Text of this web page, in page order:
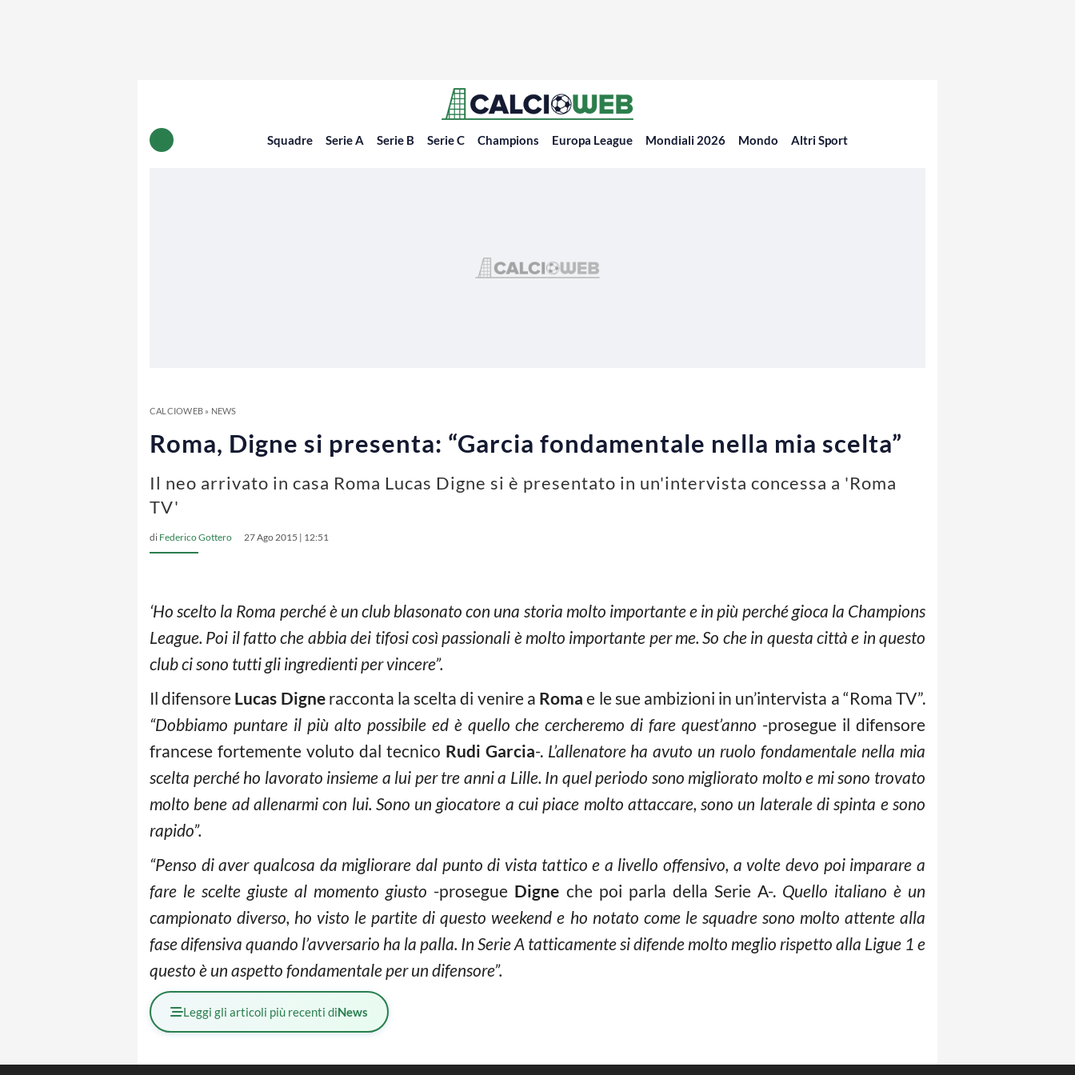
Squadre Serie A Serie B Serie C Champions Europa League Mondiali 2026 Mondo Altri Sport
CALCIOWEB» NEWS
Roma, Digne si presenta: “Garcia fondamentale nella mia scelta”
Il neo arrivato in casa Roma Lucas Digne si è presentato in un'intervista concessa a 'Roma
TV'
di Federico Gottero 27 Ago 2015 | 12:51
‘Ho scelto la Roma perché è un club blasonato con una storia molto importante e in più perché gioca la Champions
League. Poi il fatto che abbia dei tifosi così passionali è molto importante per me. So che in questa città e in questo
club ci sono tutti gli ingredienti per vincere”.
Il difensore Lucas Digneracconta la scelta di venire a Roma e le sue ambizioni in un’intervista a “Roma TV”.
“Dobbiamo puntare il più alto possibile ed è quello che cercheremo di fare quest’anno -prosegue il difensore
francese fortemente voluto dal tecnico Rudi Garcia-.L’allenatore ha avuto un ruolo fondamentale nella mia
scelta perché ho lavorato insieme a lui per tre anni a Lille. In quel periodo sono migliorato molto e mi sono trovato
molto bene ad allenarmi con lui. Sono un giocatore a cui piace molto attaccare, sono un laterale di spinta e sono
rapido”.
“Penso di aver qualcosa da migliorare dal punto di vista tattico e a livello offensivo, a volte devo poi imparare a
fare le scelte giuste al momento giusto -prosegue Digne che poi parla della Serie A-.Quello italiano è un
campionato diverso, ho visto le partite di questo weekend e ho notato come le squadre sono molto attente alla
fase difensiva quando l’avversario ha la palla. In Serie A tatticamente si difende molto meglio rispetto alla Ligue 1 e
questo è un aspetto fondamentale per un difensore”.
Leggi gli articoli più recenti diNews